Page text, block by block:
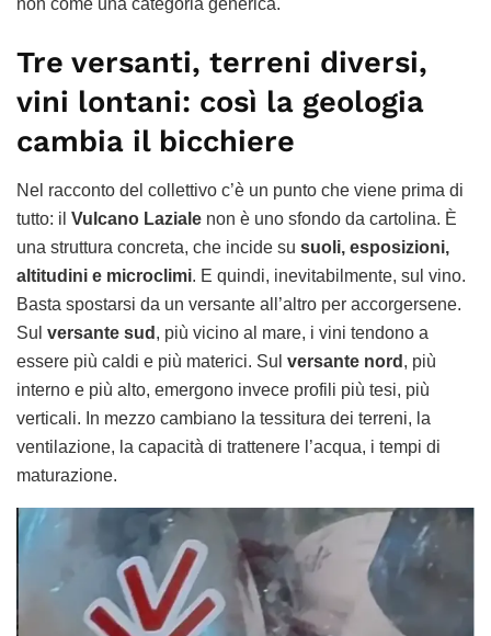
Tre versanti, terreni diversi,
vini lontani: così la geologia
cambia il bicchiere
Nel racconto del collettivo c’è un punto che viene prima di
tutto: il Vulcano Laziale non è uno sfondo da cartolina. È
una struttura concreta, che incide su suoli, esposizioni,
altitudini e microclimi. E quindi, inevitabilmente, sul vino.
Basta spostarsi da un versante all’altro per accorgersene.
Sul versante sud , più vicino al mare, i vini tendono a
essere più caldi e più materici. Sul versante nord , più
interno e più alto, emergono invece profili più tesi, più
verticali. In mezzo cambiano la tessitura dei terreni, la
ventilazione, la capacità di trattenere l’acqua, i tempi di
maturazione.